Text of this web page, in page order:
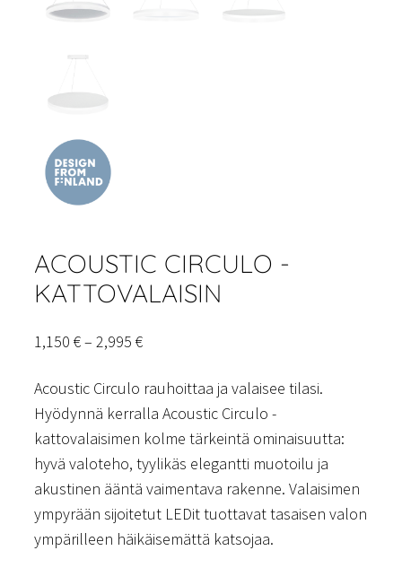
ACOUSTIC CIRCULO -
KATTOVALAISIN
1,150 €– 2,995 €Hintaluokka:
–
2,995 €
Acoustic Circulo rauhoittaa ja valaisee tilasi.
Hyödynnä kerralla Acoustic Circulo -
kattovalaisimen kolme tärkeintä ominaisuutta:
hyvä valoteho, tyylikäs elegantti muotoilu ja
akustinen ääntä vaimentava rakenne. Valaisimen
ympyrään sijoitetut LEDit tuottavat tasaisen valon
ympärilleen häikäisemättä katsojaa.